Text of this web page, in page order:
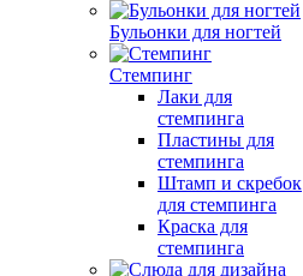
Бульонки для ногтей
Стемпинг
Лаки для
стемпинга
Пластины для
стемпинга
Штамп и скребок
для стемпинга
Краска для
стемпинга